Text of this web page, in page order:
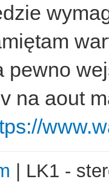
pewno
na aout
| LK1 -